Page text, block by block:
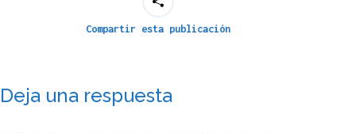
Compartir esta publicación
Deja una respuesta